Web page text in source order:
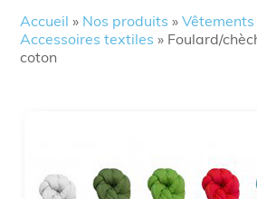
Accueil » Nos produits »
Accessoires textiles » Foulard/
coton